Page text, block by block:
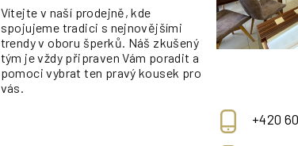
Vítejte v naší prodejně, kde
spojujeme tradici s nejnovějšími
trendy v oboru šperků. Náš zkušený
tým je vždy připraven Vám poradit a
pomoci vybrat ten pravý kousek pro
vás.
+420